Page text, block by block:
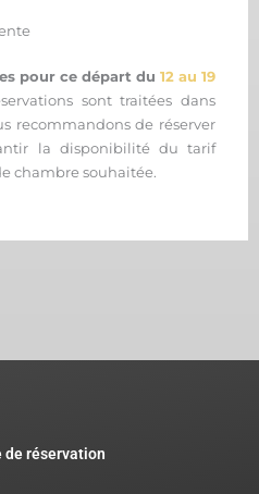
pour ce départ du 12 au 19
sont traitées dans
recommandons de réserver
la disponibilité du tarif
chambre souhaitée.
de réservation